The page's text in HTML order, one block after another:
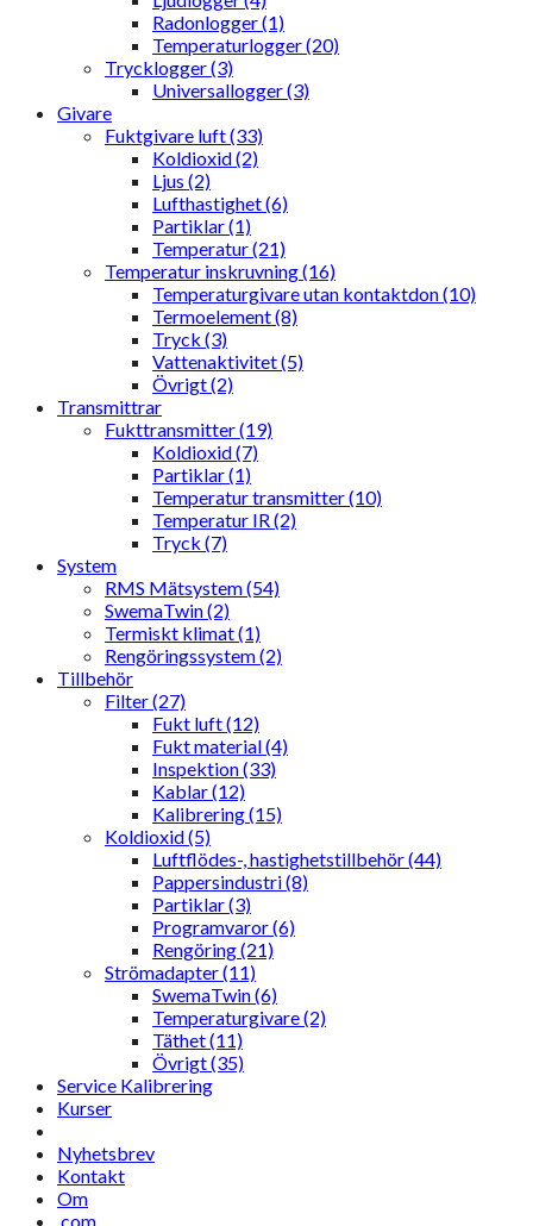
Radonlogger (1)
Temperaturlogger (20)
Trycklogger (3)
Universallogger (3)
Givare
Fuktgivare luft (33)
Koldioxid (2)
Ljus (2)
Lufthastighet (6)
Partiklar (1)
Temperatur (21)
Temperatur inskruvning (16)
Temperaturgivare utan kontaktdon (10)
Termoelement (8)
Tryck (3)
Vattenaktivitet (5)
Övrigt (2)
Transmittrar
Fukttransmitter (19)
Koldioxid (7)
Partiklar (1)
Temperatur transmitter (10)
Temperatur IR (2)
Tryck (7)
System
RMS Mätsystem (54)
SwemaTwin (2)
Termiskt klimat (1)
Rengöringssystem (2)
Tillbehör
Filter (27)
Fukt luft (12)
Fukt material (4)
Inspektion (33)
Kablar (12)
Kalibrering (15)
Koldioxid (5)
Luftflödes-, hastighetstillbehör (44)
Pappersindustri (8)
Partiklar (3)
Programvaror (6)
Rengöring (21)
Strömadapter (11)
SwemaTwin (6)
Temperaturgivare (2)
Täthet (11)
Övrigt (35)
Service Kalibrering
Kurser
Nyhetsbrev
Kontakt
Om
.com